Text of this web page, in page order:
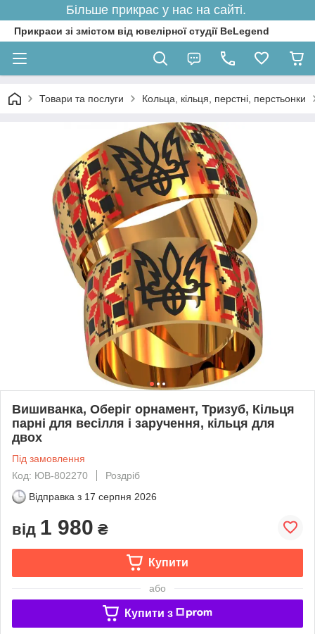
Більше прикрас у нас на сайті.
Прикраси зі змістом від ювелірної студії BeLegend
Товари та послуги Кольца, кільця, перстні, перстьонки
Вишиванка, Оберіг орнамент, Тризуб, Кільця
парні для весілля і заручення, кільця для
двох
Під замовлення
Код: ЮВ-802270
Роздріб
Відправка з 17 серпня 2026
від 1 980 ₴
Купити
або
Купити з